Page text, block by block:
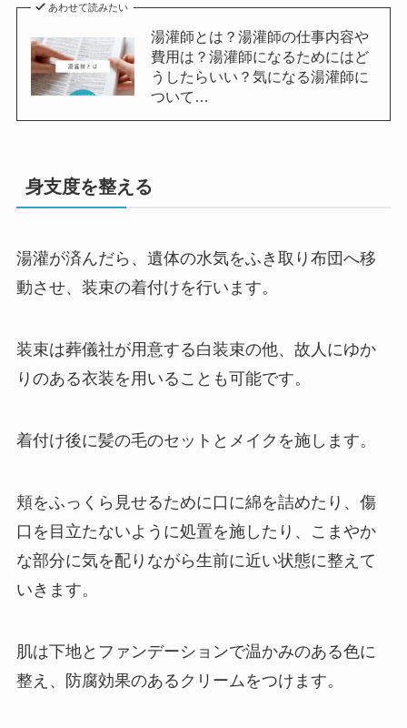
あわせて読みたい
湯灌師とは？湯灌師の仕事内容や
費用は？湯灌師になるためにはど
うしたらいい？気になる湯灌師に
ついて…
身支度を整える
湯灌が済んだら、遺体の水気をふき取り布団へ移
動させ、装束の着付けを行います。
装束は葬儀社が用意する白装束の他、故人にゆか
りのある衣装を用いることも可能です。
着付け後に髪の毛のセットとメイクを施します。
頬をふっくら見せるために口に綿を詰めたり、傷
口を目立たないように処置を施したり、こまやか
な部分に気を配りながら生前に近い状態に整えて
いきます。
肌は下地とファンデーションで温かみのある色に
整え、防腐効果のあるクリームをつけます。